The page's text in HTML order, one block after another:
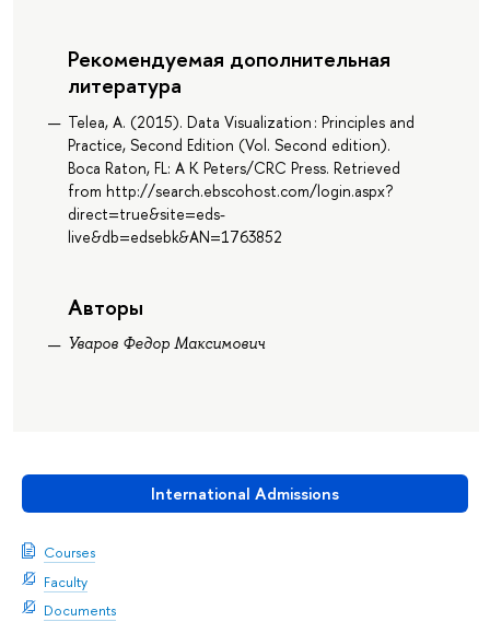
International Admissions
Courses
Faculty
Documents
Рекомендуемая дополнительная
литература
Telea, A. (2015). Data Visualization : Principles and
Practice, Second Edition (Vol. Second edition).
Boca Raton, FL: A K Peters/CRC Press. Retrieved
from http://search.ebscohost.com/login.aspx?
direct=true&site=eds-
live&db=edsebk&AN=1763852
Авторы
Уваров Федор Максимович